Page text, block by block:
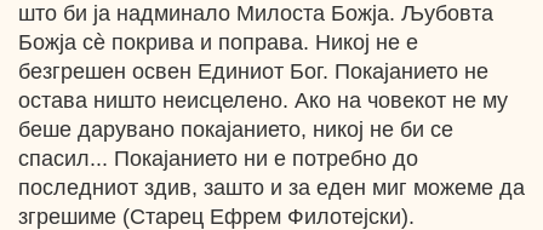
што би ја надминало Милоста Божја. Љубовта
Божја сè покрива и поправа. Никој не е
безгрешен освен Единиот Бог. Покајанието не
остава ништо неисцелено. Ако на човекот не му
беше дарувано покајанието, никој не би се
спасил... Покајанието ни е потребно до
последниот здив, зашто и за еден миг можеме да
згрешиме (Старец Ефрем Филотејски).